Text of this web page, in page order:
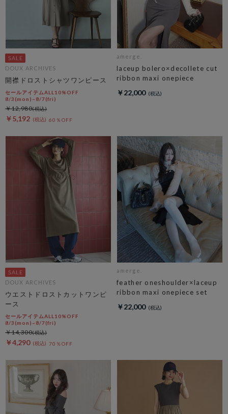
DOUX ARCHIVES
開襟ドロストシャツワンピース
セールアイテムALL10%OFF
8/3(mon)~8/7(fri)
￥5,192 60％OFF
￥12,980
amerge.
laceup bolero×decollete cut
ribbon maxi onepiece
￥22,000
DOUX ARCHIVES
ウエストドロストカットワンピ
ース
セールアイテムALL10%OFF
8/3(mon)~8/7(fri)
￥4,290 70％OFF
￥14,300
amerge.
feather oneshoulder×laceup
ribbon maxi onepiece set
￥22,000